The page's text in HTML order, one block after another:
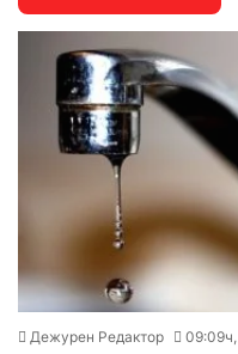
Дежурен Редактор